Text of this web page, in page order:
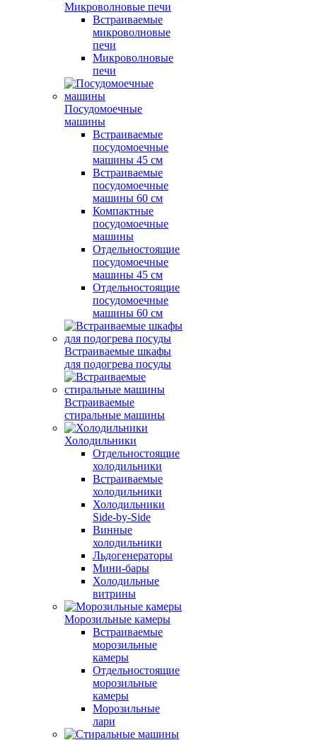
Микроволновые печи
Встраиваемые
микроволновые
печи
Микроволновые
печи
Посудомоечные
машины
Встраиваемые
посудомоечные
машины 45 см
Встраиваемые
посудомоечные
машины 60 см
Компактные
посудомоечные
машины
Отдельностоящие
посудомоечные
машины 45 см
Отдельностоящие
посудомоечные
машины 60 см
Встраиваемые шкафы
для подогрева посуды
Встраиваемые
стиральные машины
Холодильники
Отдельностоящие
холодильники
Встраиваемые
холодильники
Холодильники
Side-by-Side
Винные
холодильники
Льдогенераторы
Мини-бары
Холодильные
витрины
Морозильные камеры
Встраиваемые
морозильные
камеры
Отдельностоящие
морозильные
камеры
Морозильные
лари